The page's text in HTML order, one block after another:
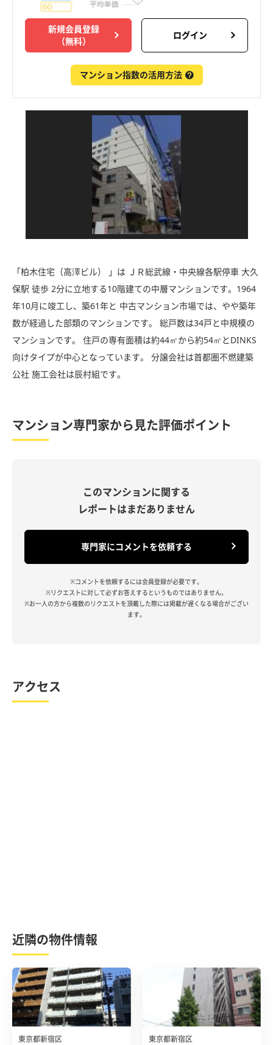
新規会員登録
（無料）
ログイン
マンション指数の活用方法
「柏木住宅（高澤ビル） 」は ＪＲ総武線・中央線各駅停車 大久
保駅 徒歩 2分に立地する10階建ての中層マンションです。1964
年10月に竣工し、築61年と 中古マンション市場では、やや築年
数が経過した部類のマンションです。 総戸数は34戸と中規模の
マンションです。 住戸の専有面積は約44㎡から約54㎡とDINKS
向けタイプが中心となっています。 分譲会社は首都圏不燃建築
公社 施工会社は辰村組です。
マンション専門家から見た評価ポイント
このマンションに関する
レポートはまだありません
専門家にコメントを依頼する
※コメントを依頼するには会員登録が必要です。
※リクエストに対して必ずお答えするというものではありません。
※お一人の方から複数のリクエストを頂戴した際には掲載が遅くなる場合がござい
ます。
アクセス
近隣の物件情報
東京都新宿区 東京都新宿区